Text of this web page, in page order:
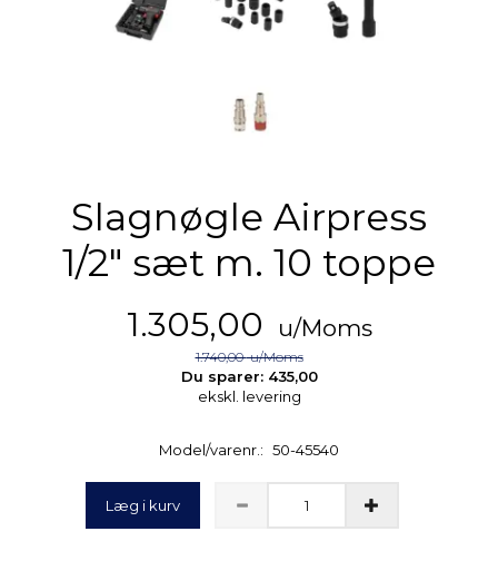
Slagnøgle Airpress
1/2″ sæt m. 10 toppe
1.305,00 u/Moms
1.740,00u/Moms
Du sparer: 435,00
ekskl. levering
Model/varenr.: 50-45540
Læg i kurv